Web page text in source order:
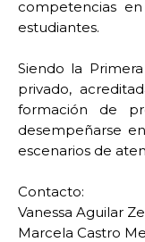
competencias
estudiantes.
Siendo la
privado,
formación de
desempeñarse
escenarios de
Contacto:
Vanessa Aguilar
Marcela Castro